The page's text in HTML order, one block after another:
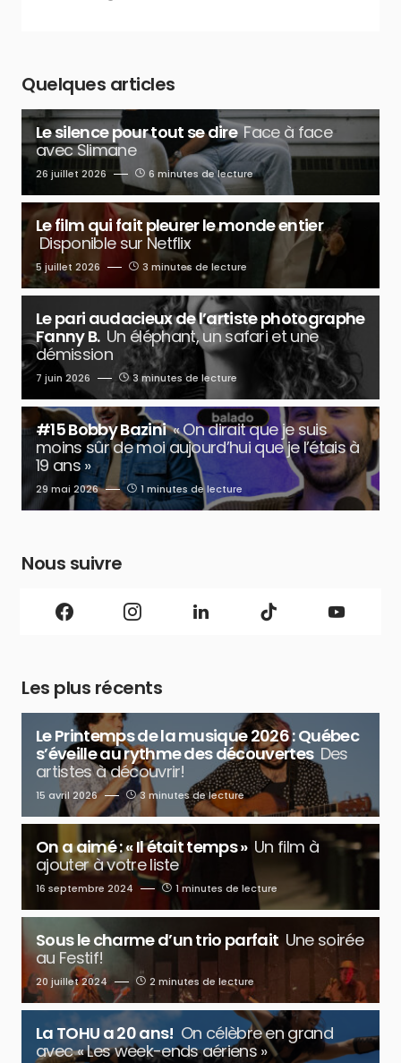
Quelques articles
Le silence pour tout se dire Face à face
avec Slimane
26 juillet 2026 6 minutes de lecture
Le film qui fait pleurer le monde entier
Disponible sur Netflix
5 juillet 2026 3 minutes de lecture
Le pari audacieux de l’artiste photographe
Fanny B. Un éléphant, un safari et une
démission
7 juin 2026 3 minutes de lecture
#15 Bobby Bazini « On dirait que je suis
moins sûr de moi aujourd’hui que je l’étais à
19 ans »
29 mai 2026 1 minutes de lecture
Nous suivre
Les plus récents
Le Printemps de la musique 2026 : Québec
s’éveille au rythme des découvertes Des
artistes à découvrir!
15 avril 2026 3 minutes de lecture
On a aimé : « Il était temps » Un film à
ajouter à votre liste
16 septembre 2024 1 minutes de lecture
Sous le charme d’un trio parfait Une soirée
au Festif!
20 juillet 2024 2 minutes de lecture
La TOHU a 20 ans! On célèbre en grand
avec « Les week-ends aériens »